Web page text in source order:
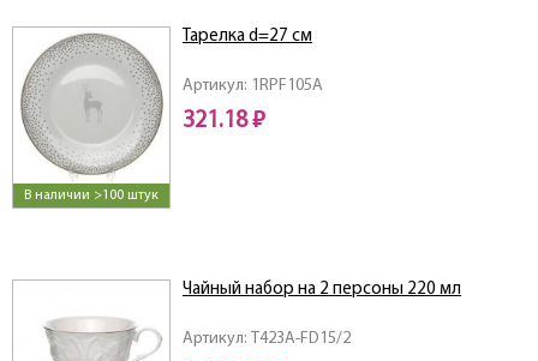
В наличии >100 штук
Артикул: 1RPF105A
Тарелка d=27 см
321.18 ₽
Артикул: T423A-FD15/2
Чайный набор на 2 персоны 220 мл